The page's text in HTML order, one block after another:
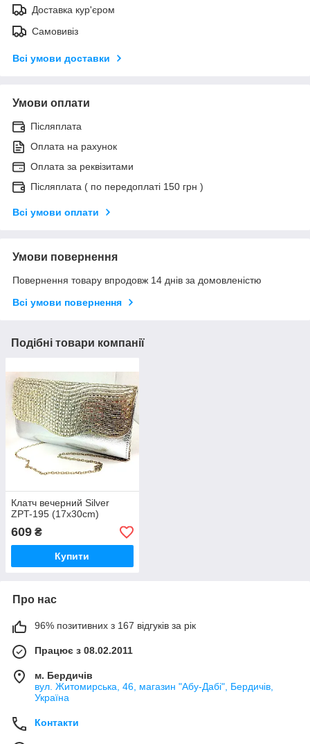
Доставка кур'єром
Самовивіз
Всі умови доставки
Умови оплати
Післяплата
Оплата на рахунок
Оплата за реквізитами
Післяплата ( по передоплаті 150 грн )
Всі умови оплати
Умови повернення
Повернення товару впродовж 14 днів за домовленістю
Всі умови повернення
Подібні товари компанії
Клатч вечерний Silver
ZPT-195 (17x30cm)
609 ₴
Купити
Про нас
96% позитивних з 167 відгуків за рік
Працює з 08.02.2011
м. Бердичів
вул. Житомирська, 46, магазин "Абу-Дабі", Бердичів,
Україна
Контакти